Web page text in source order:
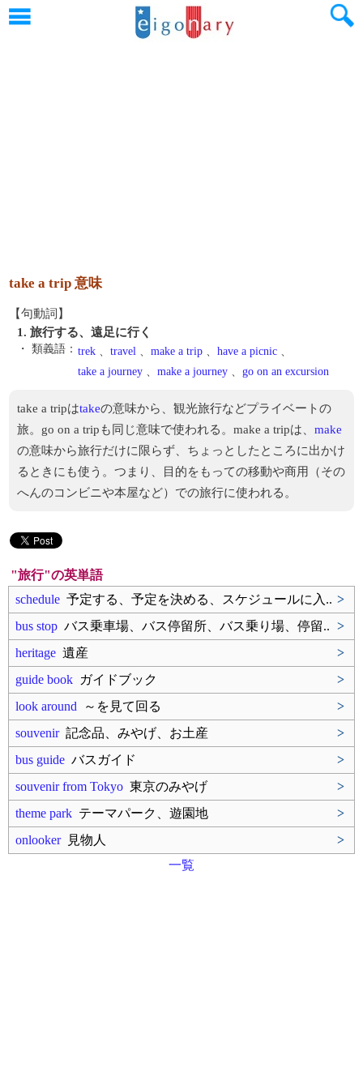
take a trip 意味
【句動詞】
1. 旅行する、遠足に行く
・ 類義語： trek 、 travel 、 make a trip 、 have a picnic 、
take a journey 、 make a journey 、 go on an excursion
take a tripはtakeの意味から、観光旅行などプライベートの
旅。go on a tripも同じ意味で使われる。make a tripは、 make
の意味から旅行だけに限らず、ちょっとしたところに出かけ
るときにも使う。つまり、目的をもっての移動や商用（その
へんのコンビニや本屋など）での旅行に使われる。
"旅行"の英単語
schedule 予定する、予定を決める、スケジュールに入.. >
bus stop バス乗車場、バス停留所、バス乗り場、停留.. >
heritage 遺産
>
guide book ガイドブック
>
look around ～を見て回る
>
souvenir記念品、みやげ、お土産
>
bus guide バスガイド
>
souvenir from Tokyo 東京のみやげ
>
theme park テーマパーク、遊園地
>
onlooker見物人
>
一覧